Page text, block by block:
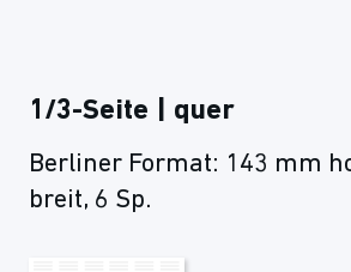
1/3-Seite | quer
Berliner Format: 143 mm
breit, 6 Sp.